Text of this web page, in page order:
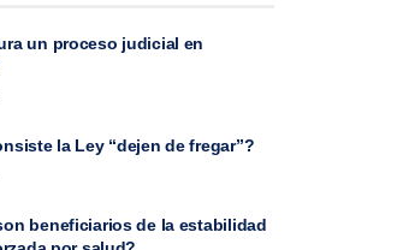
un proceso judicial en
la Ley “dejen de fregar”?
beneficiarios de la estabilidad